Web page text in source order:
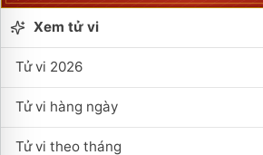
Xem tử vi
Tử vi 2026
Tử vi hàng ngày
Tử vi theo tháng